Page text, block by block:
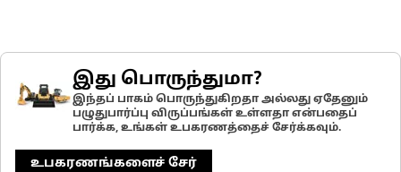
இது பொருந்துமா?
இந்தப் பாகம் பொருந்துகிறதா அல்லது ஏதேனும்
பழுதுபார்ப்பு விருப்பங்கள் உள்ளதா என்பதைப்
பார்க்க, உங்கள் உபகரணத்தைச் சேர்க்கவும்.
உபகரணங்களைச் சேர்